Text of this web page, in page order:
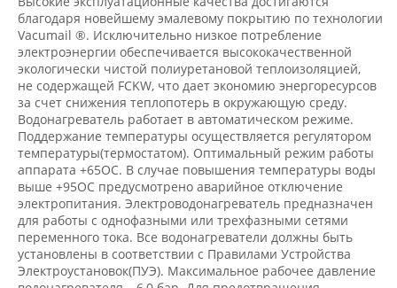
благодаря новейшему эмалевому покрытию по технологии
Vacumail ®. Исключительно низкое потребление
электроэнергии обеспечивается высококачественной
экологически чистой полиуретановой теплоизоляцией,
не содержащей FCKW, что дает экономию энергоресурсов
за счет снижения теплопотерь в окружающую среду.
Водонагреватель работает в автоматическом режиме.
Поддержание температуры осуществляется регулятором
температуры(термостатом). Оптимальный режим работы
аппарата +65ОС. В случае повышения температуры воды
выше +95ОС предусмотрено аварийное отключение
электропитания. Электроводонагреватель предназначен
для работы с однофазными или трехфазными сетями
переменного тока. Все водонагреватели должны быть
установлены в соответствии с Правилами Устройства
Электроустановок(ПУЭ). Максимальное рабочее давление